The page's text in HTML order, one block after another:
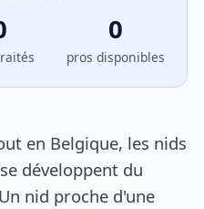
0
pros disponibles
en Belgique, les nids
développent du
nid proche d'une